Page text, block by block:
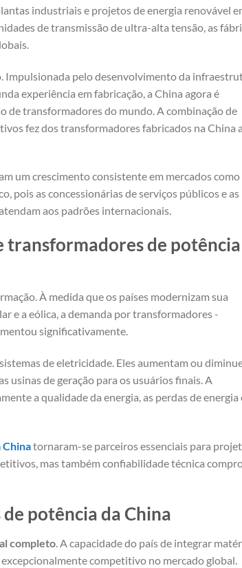
industriais e projetos de energia renovável
de transmissão de ultra-alta tensão, as
Impulsionada pelo desenvolvimento da
experiência em fabricação, a China agora é
de transformadores do mundo. A combinação de
fez dos transformadores fabricados na China a
um crescimento consistente em mercados como
pois as concessionárias de serviços públicos e as
aos padrões internacionais.
transformadores de potência
À medida que os países modernizam sua
e a eólica, a demanda por transformadores -
significativamente.
de eletricidade. Eles aumentam ou
usinas de geração para os usuários finais. A
a qualidade da energia, as perdas de energia
tornaram-se parceiros essenciais para
mas também confiabilidade técnica
potência da China
completo. A capacidade do país de integrar
competitivo no mercado global.